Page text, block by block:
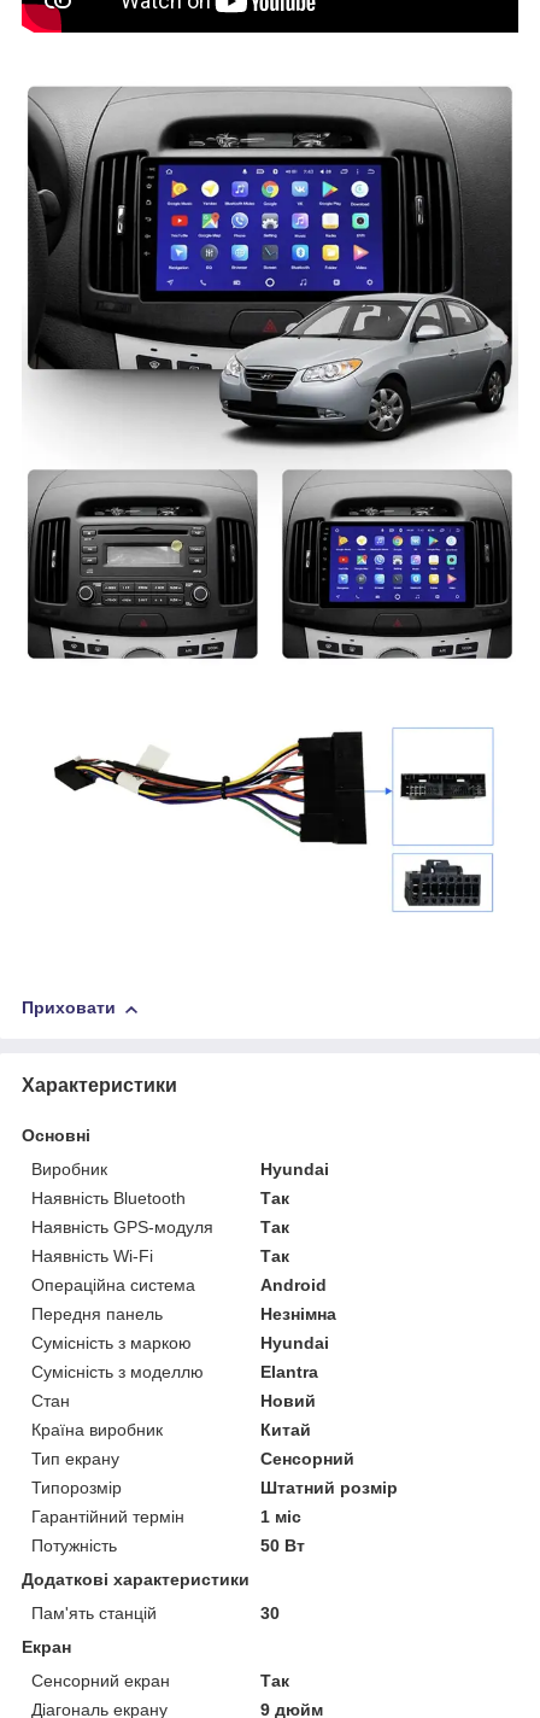
Приховати
Характеристики
Основні
Виробник
Hyundai
Наявність Bluetooth
Так
Наявність GPS-модуля
Так
Наявність Wi-Fi
Так
Операційна система
Android
Передня панель
Незнімна
Сумісність з маркою
Hyundai
Сумісність з моделлю
Elantra
Стан
Новий
Країна виробник
Китай
Тип екрану
Сенсорний
Типорозмір
Штатний розмір
Гарантійний термін
1 міс
Потужність
50 Вт
Додаткові характеристики
Пам'ять станцій
30
Екран
Сенсорний екран
Так
Діагональ екрану
9 дюйм